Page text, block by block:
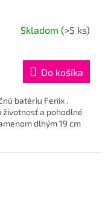
Skladom (>5 ks)
Do košíka
batériu Fenix ​​​​.
a pohodlné
dlhým 19 cm